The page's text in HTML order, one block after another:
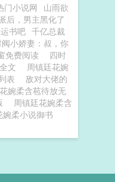
门小说网
山雨欲
后，男主黑化了
书吧 千亿总裁
阀小娇妻：叔，你
免费阅读
四时
文
周镇廷花婉
表
敌对大佬的
婉柔含苞待放无
周镇廷花婉柔含
柔小说御书